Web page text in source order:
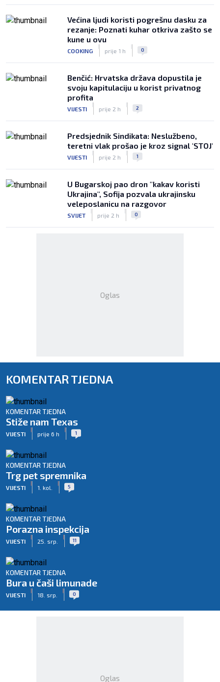
Većina ljudi koristi pogrešnu dasku za
rezanje: Poznati kuhar otkriva zašto se
kune u ovu
COOKING prije 1 h 0
Benčić: Hrvatska država dopustila je
svoju kapitulaciju u korist privatnog
profita
VIJESTI prije 2 h 2
Predsjednik Sindikata: Neslužbeno,
teretni vlak prošao je kroz signal 'STOJ'
VIJESTI prije 2 h 1
U Bugarskoj pao dron "kakav koristi
Ukrajina", Sofija pozvala ukrajinsku
veleposlanicu na razgovor
SVIJET prije 2 h 0
Oglas
KOMENTAR TJEDNA
KOMENTAR TJEDNA
Stiže nam Texas
VIJESTI prije 6 h 1
KOMENTAR TJEDNA
Trg pet spremnika
VIJESTI 1. kol. 5
KOMENTAR TJEDNA
Porazna inspekcija
VIJESTI 25. srp. 11
KOMENTAR TJEDNA
Bura u čaši limunade
VIJESTI 18. srp. 0
Oglas